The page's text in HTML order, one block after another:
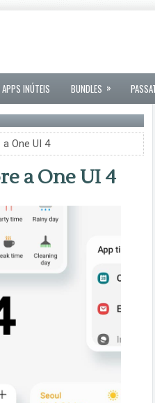
APPS INÚTEIS BUNDLES »
One UI 4
a One UI 4